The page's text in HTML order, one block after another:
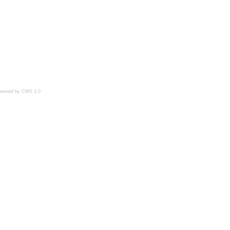
by CMS 3.0
Wartungsmodus